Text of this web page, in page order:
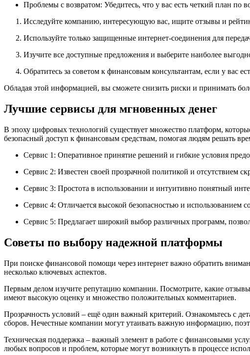
Проблемы с возвратом: Убедитесь, что у вас есть четкий план по
Исследуйте компанию, интересующую вас, ищите отзывы и
Используйте только защищенные интернет-соединения для
Изучите все доступные предложения и выберите наиболее
Обратитесь за советом к финансовым консультантам, если у вас
Обладая этой информацией, вы сможете снизить риски и принимать
Лучшие сервисы для мгновенных денег
В эпоху цифровых технологий существует множество платформ,
безопасный доступ к финансовым средствам, помогая людям решать
Сервис 1: Оперативное принятие решений и гибкие условия
Сервис 2: Известен своей прозрачной политикой и отсутствием
Сервис 3: Простота в использовании и интуитивно понятный
Сервис 4: Отличается высокой безопасностью и использованием
Сервис 5: Предлагает широкий выбор различных программ,
Советы по выбору надежной платформы
При поиске финансовой помощи через интернет важно обратить
несколько ключевых аспектов.
Первым делом изучите репутацию компании. Посмотрите, какие
имеют высокую оценку и множество положительных комментариев.
Прозрачность условий – ещё один важный критерий. Ознакомьтесь с
сборов. Нечестные компании могут утаивать важную информацию,
Техническая поддержка – важный элемент в работе с финансовыми
любых вопросов и проблем, которые могут возникнуть в процессе